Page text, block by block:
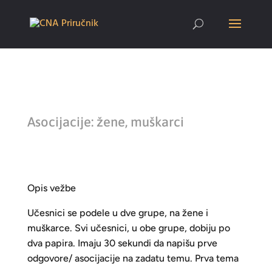
Asocijacije: žene, muškarci
Opis vežbe
Učesnici se podele u dve grupe, na žene i
muškarce. Svi učesnici, u obe grupe, dobiju po
dva papira. Imaju 30 sekundi da napišu prve
odgovore/ asocijacije na zadatu temu. Prva tema